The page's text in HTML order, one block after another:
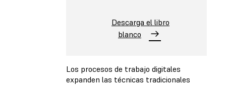
Descarga el libro
blanco
Los procesos de trabajo digitales
expanden las técnicas tradicionales